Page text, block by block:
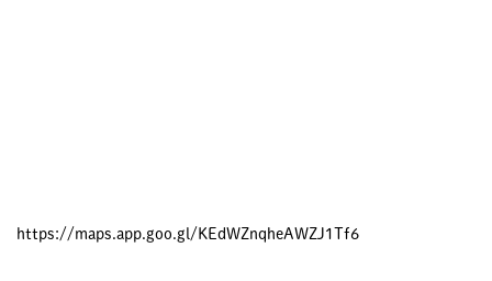
https://maps.app.goo.gl/KEdWZnqheAWZJ1Tf6